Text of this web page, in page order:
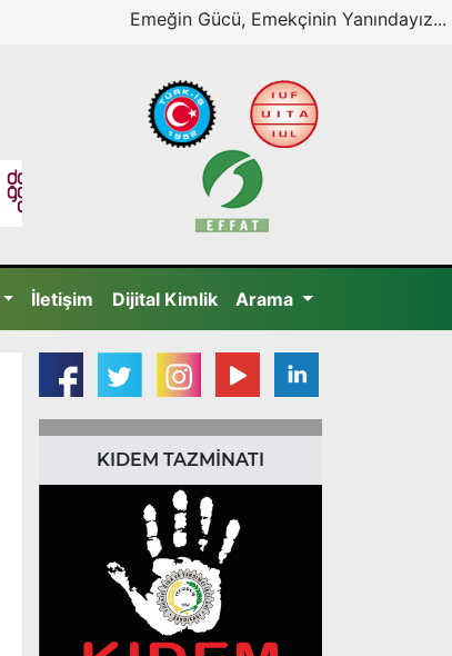
Emeğin Gücü, Emekçinin Yanındayız...
İletişim Dijital Kimlik Arama
KIDEM TAZMİNATI